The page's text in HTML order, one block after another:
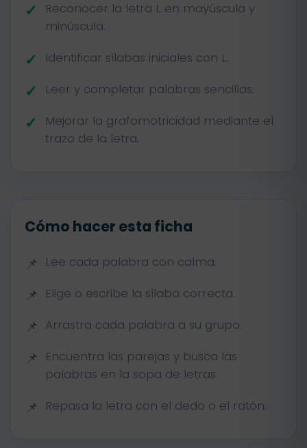
Reconocer la letra L en mayúscula y
minúscula.
Identificar sílabas iniciales con L.
Leer y completar palabras sencillas.
Mejorar la grafomotricidad mediante el
trazo de la letra.
Cómo hacer esta ficha
Lee cada palabra con calma.
Elige o escribe la sílaba correcta.
Arrastra cada palabra a su grupo.
Encuentra las parejas y busca las
palabras en la sopa de letras.
Repasa la letra con el dedo o el ratón.